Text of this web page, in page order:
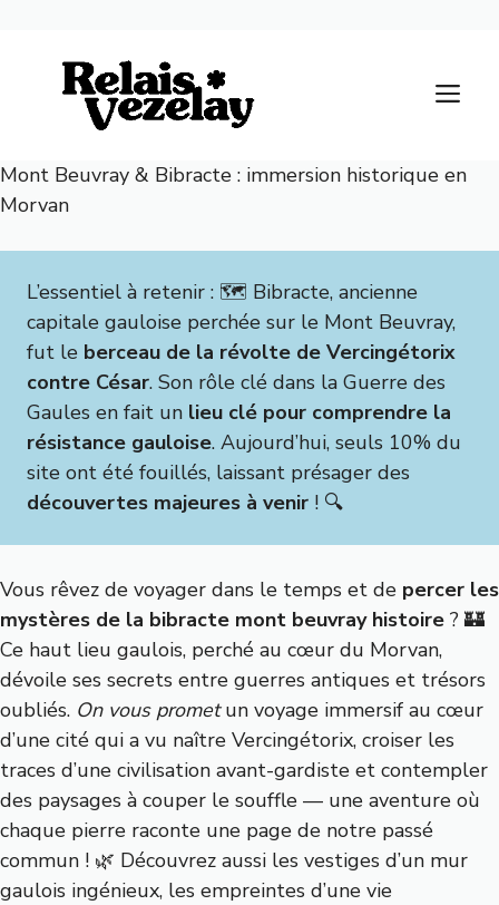
contenu
Mont Beuvray & Bibracte : immersion historique en
Morvan
L’essentiel à retenir : 🗺️ Bibracte, ancienne
capitale gauloise perchée sur le Mont Beuvray,
fut le berceau de la révolte de Vercingétorix
contre César. Son rôle clé dans la Guerre des
Gaules en fait un lieu clé pour comprendre la
résistance gauloise. Aujourd’hui, seuls 10% du
site ont été fouillés, laissant présager des
découvertes majeures à venir ! 🔍
Vous rêvez de voyager dans le temps et de percer les
mystères de la bibracte mont beuvray histoire ? 🏰
Ce haut lieu gaulois, perché au cœur du Morvan,
dévoile ses secrets entre guerres antiques et trésors
oubliés. On vous prometun voyage immersif au cœur
d’une cité qui a vu naître Vercingétorix, croiser les
traces d’une civilisation avant-gardiste et contempler
des paysages à couper le souffle — une aventure où
chaque pierre raconte une page de notre passé
commun ! 🌿 Découvrez aussi les vestiges d’un mur
gaulois ingénieux, les empreintes d’une vie